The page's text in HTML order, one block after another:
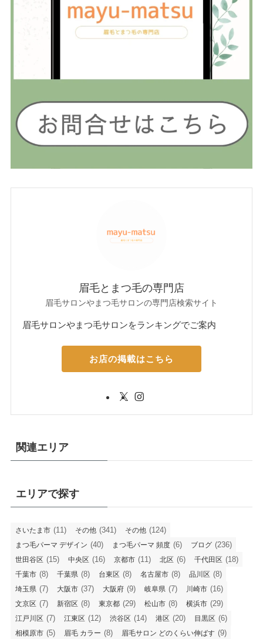
眉毛とまつ毛の専門店
眉毛サロンやまつ毛サロンの専門店検索サイト
眉毛サロンやまつ毛サロンをランキングでご案内
お店の掲載はこちら
関連エリア
エリアで探す
さいたま市 (11) その他 (341) その他 (124)
まつ毛パーマ デザイン (40) まつ毛パーマ 頻度 (6) ブログ (236)
世田谷区 (15) 中央区 (16) 京都市 (11) 北区 (6) 千代田区 (18)
千葉市 (8) 千葉県 (8) 台東区 (8) 名古屋市 (8) 品川区 (8)
埼玉県 (7) 大阪市 (37) 大阪府 (9) 岐阜県 (7) 川崎市 (16)
文京区 (7) 新宿区 (8) 東京都 (29) 松山市 (8) 横浜市 (29)
江戸川区 (7) 江東区 (12) 渋谷区 (14) 港区 (20) 目黒区 (6)
相模原市 (5) 眉毛 カラー (8) 眉毛サロン どのくらい伸ばす (9)